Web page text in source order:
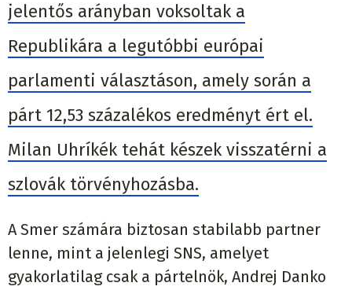
jelentős arányban voksoltak a
Republikára a legutóbbi európai
parlamenti választáson, amely során a
párt 12,53 százalékos eredményt ért el.
Milan Uhríkék tehát készek visszatérni a
szlovák törvényhozásba.
A Smer számára biztosan stabilabb partner
lenne, mint a jelenlegi SNS, amelyet
gyakorlatilag csak a pártelnök, Andrej Danko